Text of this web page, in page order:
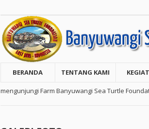
BERANDA TENTANG KAMI
mengunjungi Farm Banyuwangi Sea Turtle